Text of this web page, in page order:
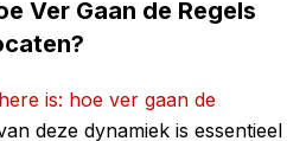
Ver Gaan de Regels
is: hoe ver gaan de
deze dynamiek is essentieel